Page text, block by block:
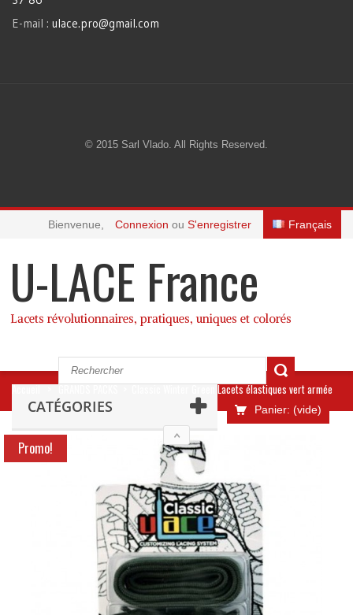
E-mail : ulace.pro@gmail.com
© 2015 Sarl Vlado. All Rights Reserved.
Français
Bienvenue, Connexion ou S'enregistrer
U-LACE France
Lacets révolutionnaires, pratiques, uniques et colorés
Panier: (vide)
CATÉGORIES
Accueil > GRANDS PACKS > Classic Winter Green Lacets élastiques vert armée
Promo!